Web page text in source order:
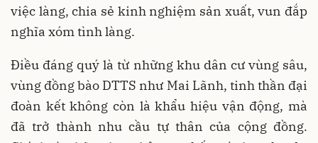
việc làng, chia sẻ kinh nghiệm sản xuất, vun đắp
nghĩa xóm tình làng.
Điều đáng quý là từ những khu dân cư vùng sâu,
vùng đồng bào DTTS như Mai Lãnh, tinh thần đại
đoàn kết không còn là khẩu hiệu vận động, mà
đã trở thành nhu cầu tự thân của cộng đồng.